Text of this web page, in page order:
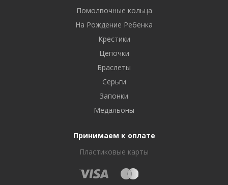
Помолвочные кольца
На Рождение Ребенка
Крестики
Цепочки
Браслеты
Серьги
Запонки
Медальоны
Принимаем к оплате
Пластиковые карты